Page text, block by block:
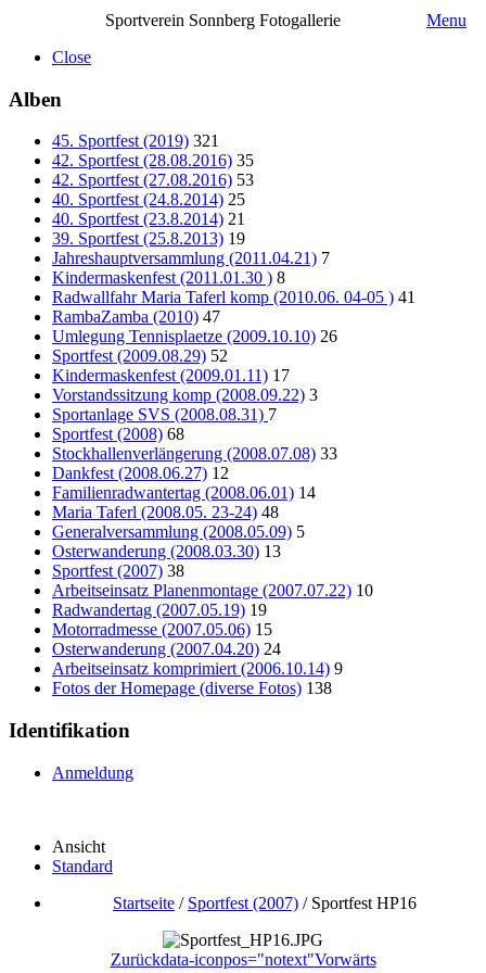
Sportverein Sonnberg Fotogallerie
Menu
Close
Alben
45. Sportfest (2019) 321
42. Sportfest (28.08.2016) 35
42. Sportfest (27.08.2016) 53
40. Sportfest (24.8.2014) 25
40. Sportfest (23.8.2014) 21
39. Sportfest (25.8.2013) 19
Jahreshauptversammlung (2011.04.21) 7
Kindermaskenfest (2011.01.30 ) 8
Radwallfahr Maria Taferl komp (2010.06. 04-05 ) 41
RambaZamba (2010) 47
Umlegung Tennisplaetze (2009.10.10) 26
Sportfest (2009.08.29) 52
Kindermaskenfest (2009.01.11) 17
Vorstandssitzung komp (2008.09.22) 3
Sportanlage SVS (2008.08.31) 7
Sportfest (2008) 68
Stockhallenverlängerung (2008.07.08) 33
Dankfest (2008.06.27) 12
Familienradwantertag (2008.06.01) 14
Maria Taferl (2008.05. 23-24) 48
Generalversammlung (2008.05.09) 5
Osterwanderung (2008.03.30) 13
Sportfest (2007) 38
Arbeitseinsatz Planenmontage (2007.07.22) 10
Radwandertag (2007.05.19) 19
Motorradmesse (2007.05.06) 15
Osterwanderung (2007.04.20) 24
Arbeitseinsatz komprimiert (2006.10.14) 9
Fotos der Homepage (diverse Fotos) 138
Identifikation
Anmeldung
Ansicht
Standard
Startseite / Sportfest (2007) / Sportfest HP16
Zurückdata-iconpos="notext"Vorwärts